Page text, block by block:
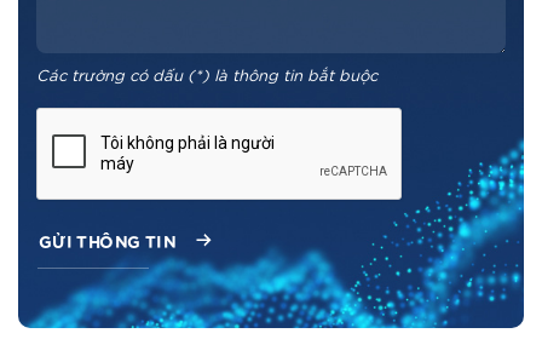
Các trường có dấu (*) là thông tin bắt buộc